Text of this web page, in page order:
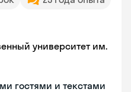
университет им.
гостями и текстами